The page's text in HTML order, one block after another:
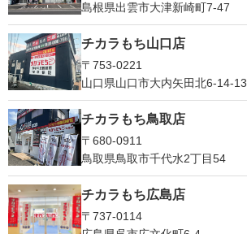
島根県出雲市大津新崎町7-47
チカラもち山口店
〒753-0221
山口県山口市大内矢田北6-14-13
チカラもち鳥取店
〒680-0911
鳥取県鳥取市千代水2丁目54
チカラもち広島店
〒737-0114